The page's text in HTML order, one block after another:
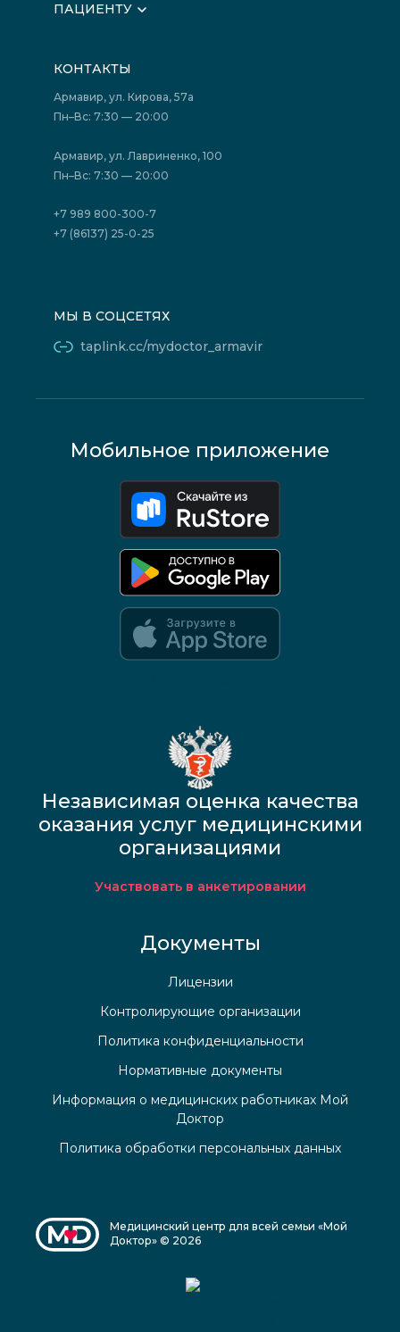
Вышестоящие организации
Лицензии
Фотогалерея
Политика конфиденциальности
Акции
ПАЦИЕНТУ
Подготовка к сдаче анализов
Акции
Отзывы
Государственные программы
Юридическим лицам
КОНТАКТЫ
Армавир, ул. Кирова, 57а
Пн–Вс: 7:30 — 20:00
Армавир, ул. Лавриненко, 100
Пн–Вс: 7:30 — 20:00
+7 989 800-300-7
+7 (86137) 25-0-25
МЫ В СОЦСЕТЯХ
taplink.cc/mydoctor_armavir
Мобильное приложение
Независимая оценка качества
оказания услуг медицинскими
организациями
Участвовать в анкетировании
Документы
Лицензии
Контролирующие организации
Политика конфиденциальности
Нормативные документы
Информация о медицинских работниках Мой
Доктор
Политика обработки персональных данных
Медицинский центр для всей семьи «Мой
Доктор» © 2026